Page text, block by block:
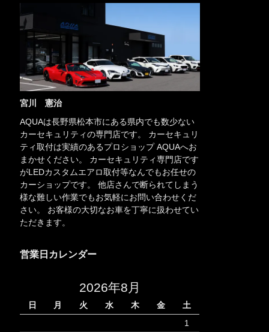
宮川 憲治
AQUAは長野県松本市にある県内でも数少ない
カーセキュリティの専門店です。 カーセキュリ
ティ取付は実績のあるプロショップ AQUAへお
まかせください。 カーセキュリティ専門店です
がLEDカスタムエアロ取付等なんでもお任せの
カーショップです。 他店さんで断られてしまう
様な難しい作業でもお気軽にお問い合わせくだ
さい。 お客様の大切なお車を丁寧に扱わせてい
ただきます。
営業日カレンダー
2026年8月
日 月 火 水 木 金
土
1